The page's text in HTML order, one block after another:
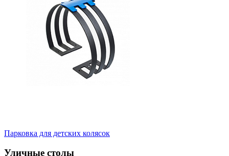
Парковка для детских колясок
Уличные столы